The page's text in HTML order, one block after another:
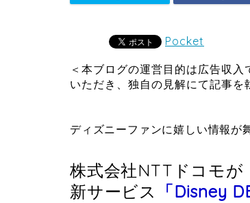
Pocket
＜本ブログの運営目的は広告収
いただき、独自の見解にて記事を
ディズニーファンに嬉しい情報が
株式会社NTTドコモが
新サービス
「Disney